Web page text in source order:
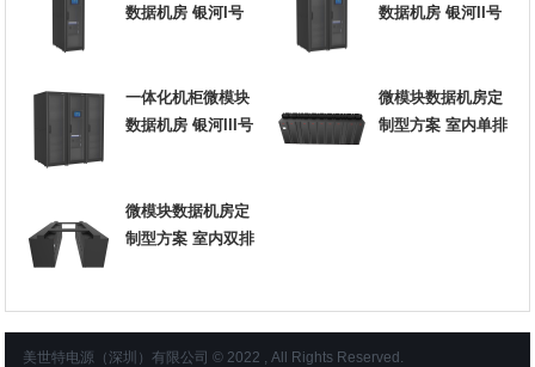
数据机房 银河I号
数据机房 银河II号
一体化机柜微模块
数据机房 银河III号
微模块数据机房定
制型方案 室内单排
微模块数据机房定
制型方案 室内双排
美世特电源（深圳）有限公司 © 2022 , All Rights Reserved.